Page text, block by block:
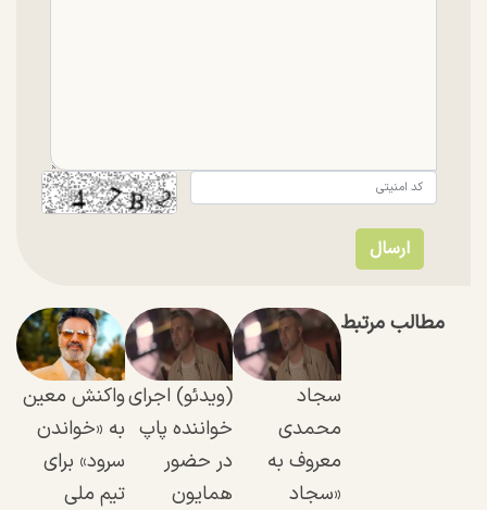
مطالب مرتبط
سجاد
محمدی
معروف به
«سجاد
(ویدئو) اجرای
خواننده پاپ
در حضور
همایون
واکنش معین
به «خواندن
سرود» برای
تیم ملی